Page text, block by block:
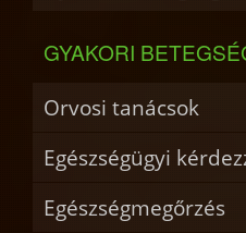
GYAKORI
Orvosi tanácsok
Egészségügyi
Egészségmegőrzés